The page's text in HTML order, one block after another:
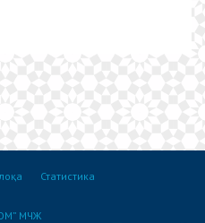
Статистика
МЧЖ